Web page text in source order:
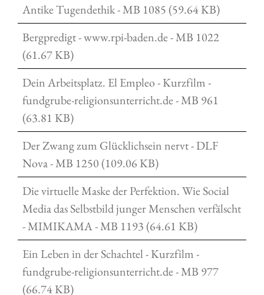
Antike Tugendethik - MB 1085 (59.64 KB)
Bergpredigt - www.rpi-baden.de - MB 1022
(61.67 KB)
Dein Arbeitsplatz. El Empleo - Kurzfilm -
fundgrube-religionsunterricht.de - MB 961
(63.81 KB)
Der Zwang zum Glücklichsein nervt - DLF
Nova - MB 1250 (109.06 KB)
Die virtuelle Maske der Perfektion. Wie Social
Media das Selbstbild junger Menschen verfälscht
- MIMIKAMA - MB 1193 (64.61 KB)
Ein Leben in der Schachtel - Kurzfilm -
fundgrube-religionsunterricht.de - MB 977
(66.74 KB)